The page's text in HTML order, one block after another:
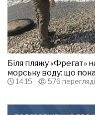
Біля пляжу «Фрегат»
морську воду: що
14:15 576